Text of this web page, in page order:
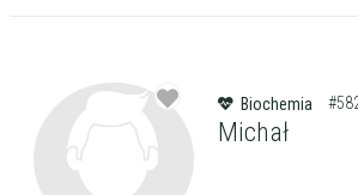
Biochemia
Michał